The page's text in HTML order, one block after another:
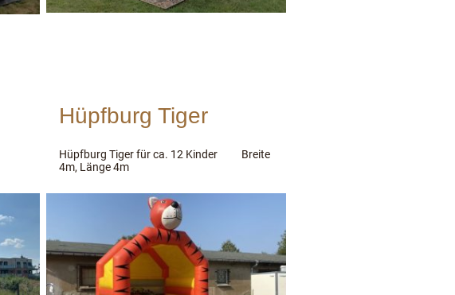
Hüpfburg Tiger
Hüpfburg Tiger für ca. 12 Kinder Breite
4m, Länge 4m